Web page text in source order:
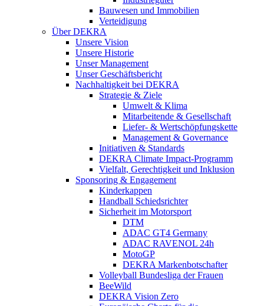
Bauwesen und Immobilien
Verteidigung
Über DEKRA
Unsere Vision
Unsere Historie
Unser Management
Unser Geschäftsbericht
Nachhaltigkeit bei DEKRA
Strategie & Ziele
Umwelt & Klima
Mitarbeitende & Gesellschaft
Liefer- & Wertschöpfungskette
Management & Governance
Initiativen & Standards
DEKRA Climate Impact-Programm
Vielfalt, Gerechtigkeit und Inklusion​
Sponsoring & Engagement
Kinderkappen
Handball Schiedsrichter
Sicherheit im Motorsport
DTM
ADAC GT4 Germany
ADAC RAVENOL 24h
MotoGP
DEKRA Markenbotschafter
Volleyball Bundesliga der Frauen
BeeWild
DEKRA Vision Zero